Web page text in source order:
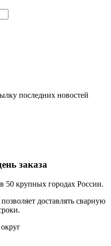
последних новостей
заказа
50 крупных городах России.
доставлять сварную